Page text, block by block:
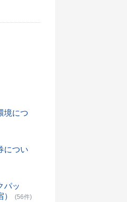
境につ
につい
パッ
(56件)